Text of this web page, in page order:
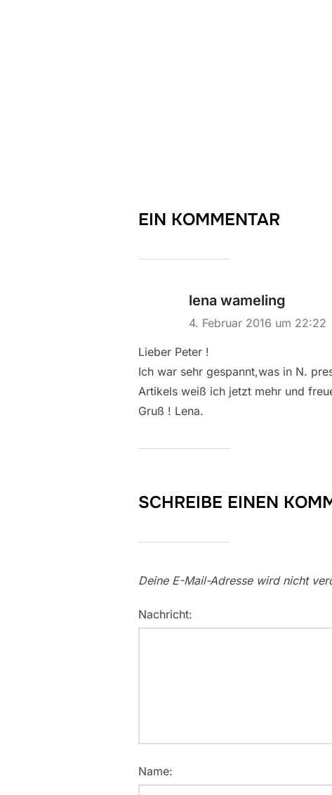
EIN KOMMENTAR
lena wameling
4. Februar 2016 um 22:22
Lieber Peter !
Ich war sehr gespannt,was in N.
Artikels weiß ich jetzt mehr und
Gruß ! Lena.
SCHREIBE EINEN
Deine E-Mail-Adresse wird nicht
Nachricht:
Name: